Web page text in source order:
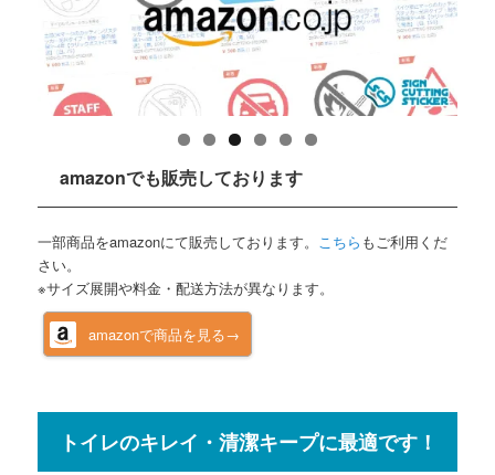
amazonでも販売しております
一部商品をamazonにて販売しております。 こちら もご利用くだ
さい。
※サイズ展開や料金・配送方法が異なります。
amazonで商品を見る→
トイレのキレイ・清潔キープに最適です！